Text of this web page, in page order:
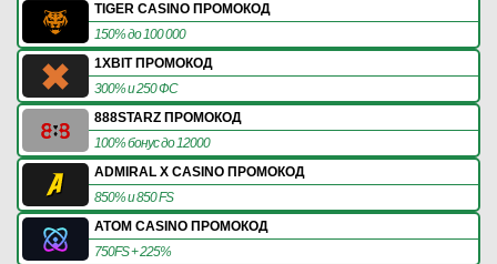
TIGER CASINO ПРОМОКОД
150% до 100 000
1XBIT ПРОМОКОД
300% и 250 ФС
888STARZ ПРОМОКОД
100% бонус до 12000
ADMIRAL X CASINO ПРОМОКОД
850% и 850 FS
ATOM CASINO ПРОМОКОД
750FS + 225%